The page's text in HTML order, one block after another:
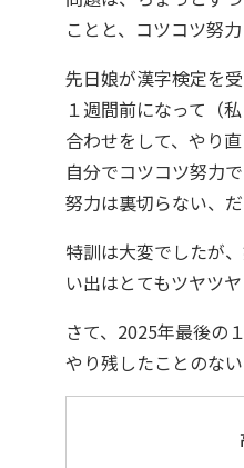
ことと、コツコツ努
先日娘が漢字検定を
１週間前になって（
合わせをして、やり
自分でコツコツ努力
努力は裏切らない、
特訓は大変でしたが
い出はとてもツヤツ
さて、2025年最後の
やり残したことのな